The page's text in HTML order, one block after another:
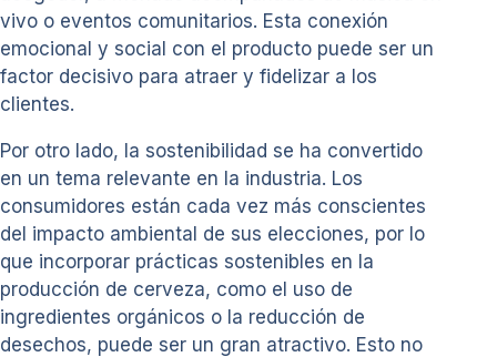
vivo o eventos comunitarios. Esta conexión
emocional y social con el producto puede ser un
factor decisivo para atraer y fidelizar a los
clientes.
Por otro lado, la sostenibilidad se ha convertido
en un tema relevante en la industria. Los
consumidores están cada vez más conscientes
del impacto ambiental de sus elecciones, por lo
que incorporar prácticas sostenibles en la
producción de cerveza, como el uso de
ingredientes orgánicos o la reducción de
desechos, puede ser un gran atractivo. Esto no